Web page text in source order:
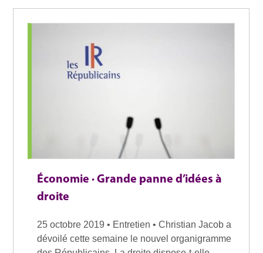
Économie · Grande panne d’idées à
droite
25 octobre 2019 • Entretien • Christian Jacob a
dévoilé cette semaine le nouvel organigramme